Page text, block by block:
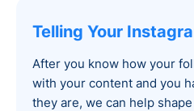
Telling Your
After you know how your
with your content and you
they are, we can help